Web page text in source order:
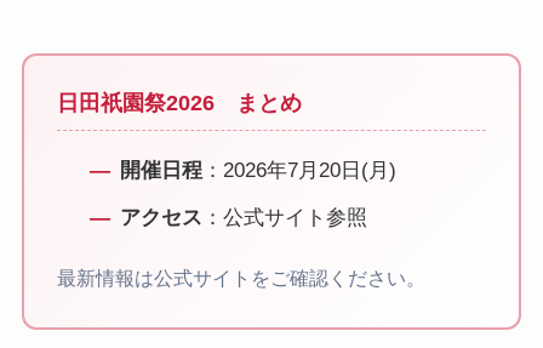
日田祇園祭2026 まとめ
開催日程：2026年7月20日(月)
アクセス ：公式サイト参照
最新情報は公式サイトをご確認ください。